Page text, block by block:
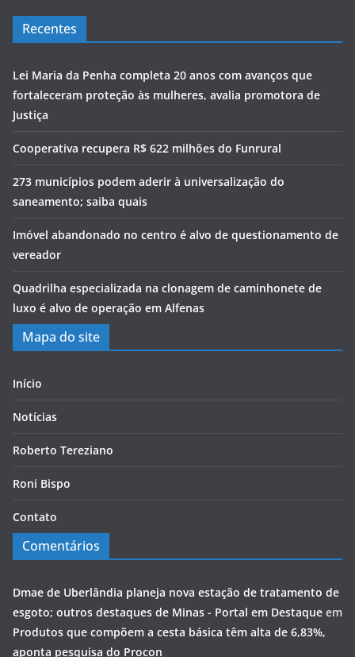
Recentes
Lei Maria da Penha completa 20 anos com avanços que
fortaleceram proteção às mulheres, avalia promotora de
Justiça
Cooperativa recupera R$ 622 milhões do Funrural
273 municípios podem aderir à universalização do
saneamento; saiba quais
Imóvel abandonado no centro é alvo de questionamento de
vereador
Quadrilha especializada na clonagem de caminhonete de
luxo é alvo de operação em Alfenas
Mapa do site
Início
Notícias
Roberto Tereziano
Roni Bispo
Contato
Comentários
Dmae de Uberlândia planeja nova estação de tratamento de
esgoto; outros destaques de Minas - Portal em Destaque em
Produtos que compõem a cesta básica têm alta de 6,83%,
aponta pesquisa do Procon